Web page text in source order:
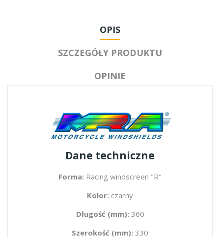
OPIS
SZCZEGÓŁY PRODUKTU
OPINIE
Dane techniczne
Forma: Racing windscreen "R"
Kolor: czarny
Długość (mm): 360
Szerokość (mm): 330